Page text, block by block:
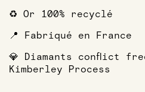
♻️ Or 100% recyclé
📍 Fabriqué en France
💎 Diamants conflict
Kimberley Process